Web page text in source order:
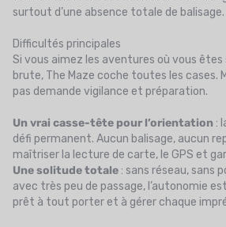
surtout d’une absence totale de balisage.
Difficultés principales
Si vous aimez les aventures où vous
brute, The Maze coche toutes les cases.
pas demande vigilance et préparation.
Un vrai casse-tête pour l’orientation :
défi permanent. Aucun balisage, aucun
maîtriser la lecture de carte, le GPS et
Une solitude totale : sans réseau, sans
avec très peu de passage, l’autonomie
prêt à tout porter et à gérer chaque